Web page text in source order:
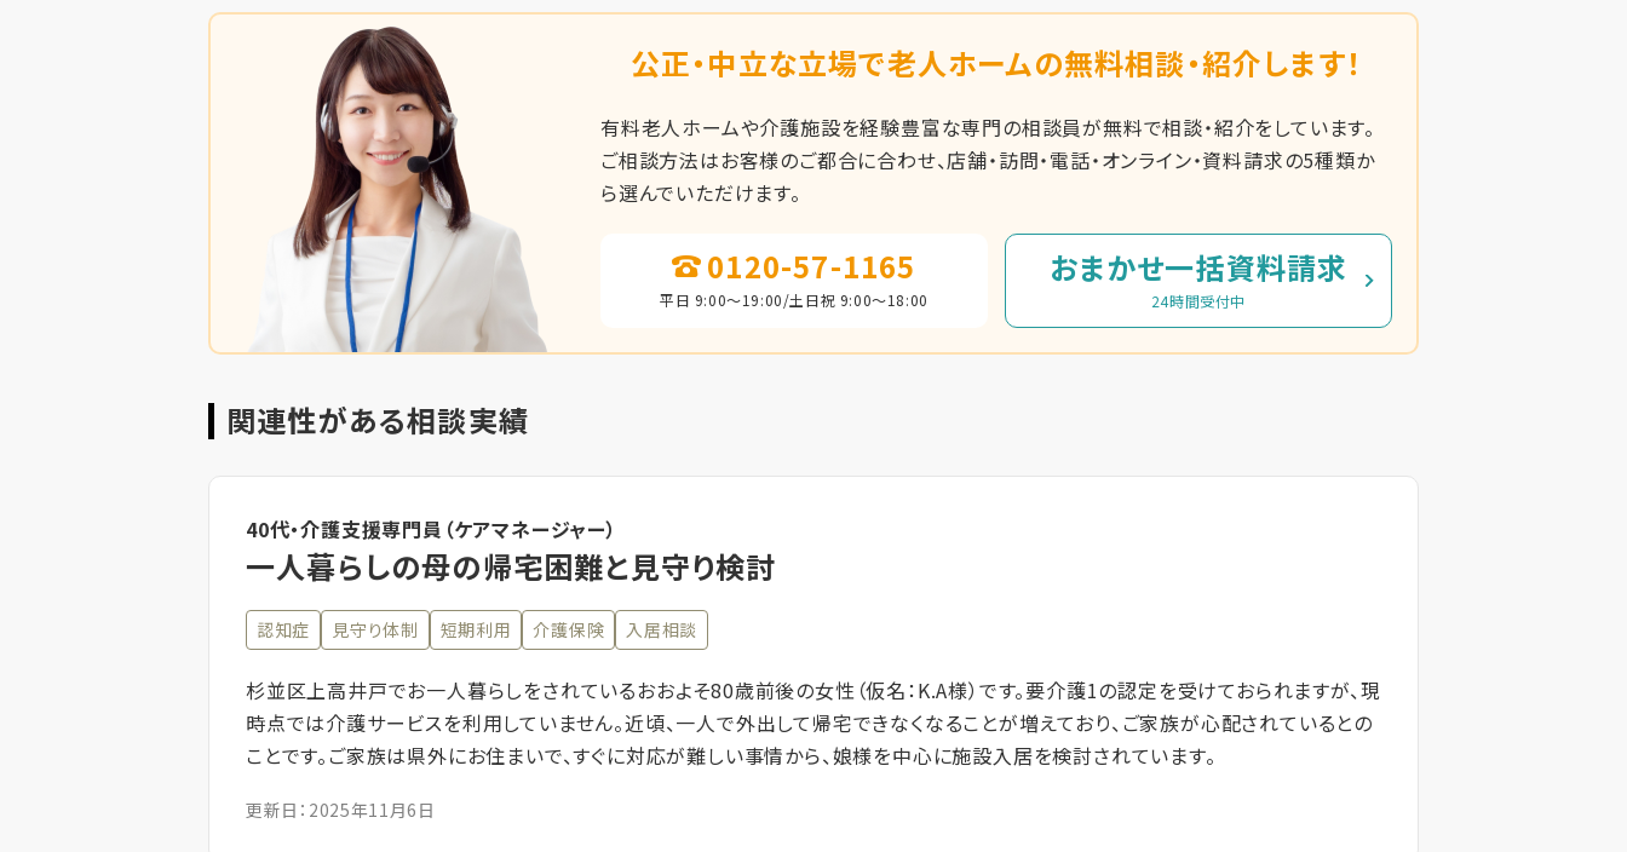
公正・中立な立場で老人ホームの無料相談・紹介します！
有料老人ホームや介護施設を経験豊富な専門の相談員が無料で相談・紹介をしています。
ご相談方法はお客様のご都合に合わせ、店舗・訪問・電話・オンライン・資料請求の5種類か
ら選んでいただけます。
0120-57-1165
平日 9:00～19:00/土日祝 9:00～18:00
おまかせ一括資料請求
24時間受付中
関連性がある相談実績
40代・介護支援専門員（ケアマネージャー）
一人暮らしの母の帰宅困難と見守り検討
認知症 見守り体制 短期利用 介護保険 入居相談
杉並区上高井戸でお一人暮らしをされているおおよそ80歳前後の女性（仮名：K.A様）です。要介護1の認定を受けておられますが、現
時点では介護サービスを利用していません。近頃、一人で外出して帰宅できなくなることが増えており、ご家族が心配されているとの
ことです。ご家族は県外にお住まいで、すぐに対応が難しい事情から、娘様を中心に施設入居を検討されています。
更新日：2025年11月6日